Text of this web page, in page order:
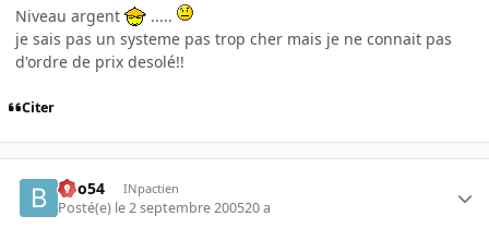
Niveau argent
.....
je sais pas un systeme pas trop cher mais je ne connait pas
d'ordre de prix desolé!!
Citer
Boo54 INpactien
Posté(e) le 2 septembre 200520 a